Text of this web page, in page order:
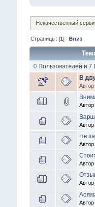
Некачественный
Страницы: [1] Вниз
0 Пользователей и 7
В
Автор
Автор
Автор
Не
Автор
Автор
Автор
Автор